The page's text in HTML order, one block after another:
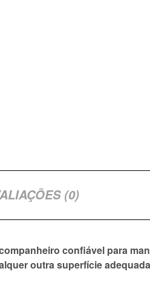
(0)
confiável para
outra superfície